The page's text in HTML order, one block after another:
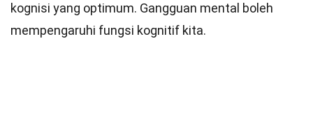
kognisi yang optimum. Gangguan mental boleh
mempengaruhi fungsi kognitif kita.